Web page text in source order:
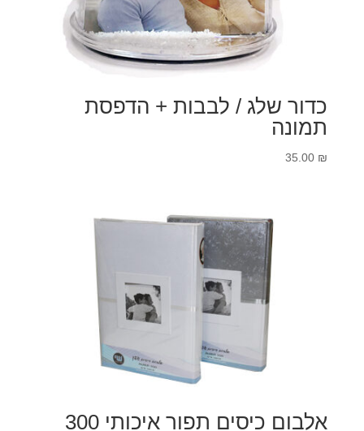
כדור שלג / לבבות + הדפסת
תמונה
35.00 ₪
אלבום כיסים תפור איכותי 300